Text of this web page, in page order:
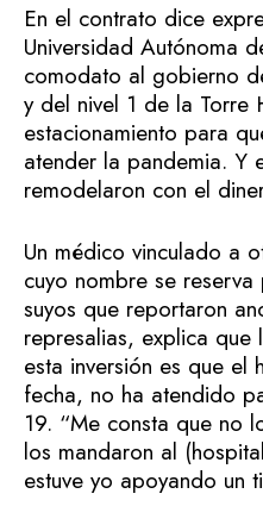
En el contrato dice
Universidad Autónoma
comodato al gobierno
y del nivel 1 de la Torre
estacionamiento para
atender la pandemia. Y
remodelaron con el
Un médico vinculado a
cuyo nombre se
suyos que reportaron
represalias, explica
esta inversión es que el
fecha, no ha atendido
19. “Me consta que no
los mandaron al
estuve yo apoyando un